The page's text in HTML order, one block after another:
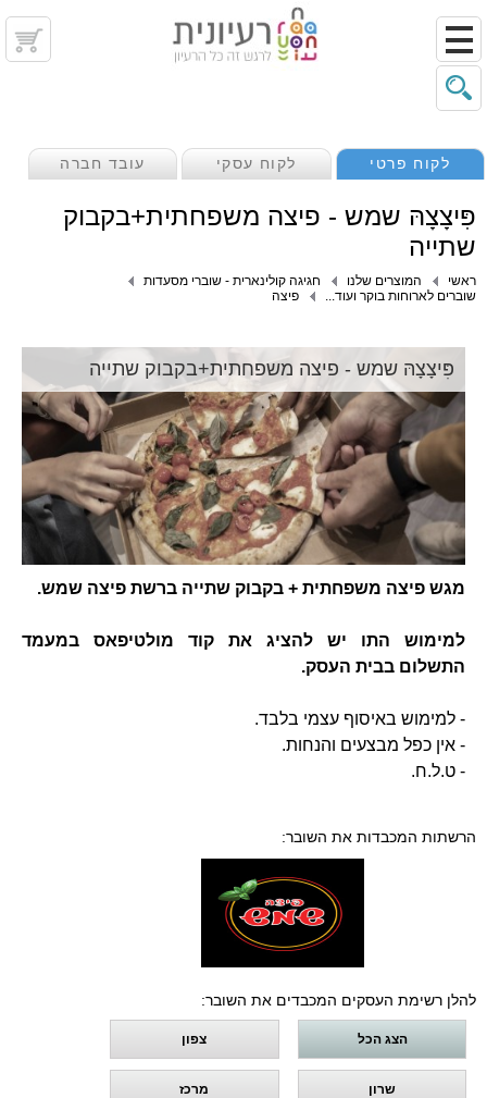
לקוח פרטי לקוח עסקי עובד חברה
פִּיצָצָהּ שמש - פיצה משפחתית+בקבוק
שתייה
ראשי המוצרים שלנו
חגיגה קולינארית - שוברי מסעדות
שוברים לארוחות בוקר ועוד...
פיצה
פִּיצָצָהּ שמש - פיצה משפחתית+בקבוק שתייה
מגש פיצה משפחתית + בקבוק שתייה ברשת פיצה שמש.
למימוש התו יש להציג את קוד מולטיפאס במעמד
התשלום בבית העסק.
- למימוש באיסוף עצמי בלבד.
- אין כפל מבצעים והנחות.
- ט.ל.ח.
הרשתות המכבדות את השובר:
להלן רשימת העסקים המכבדים את השובר:
הצג הכל צפון
שרון מרכז